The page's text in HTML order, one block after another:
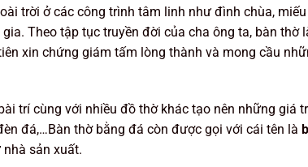
trời ở các công trình tâm linh như đình chùa, miếu
Theo tập tục truyền đời của cha ông ta, bàn thờ
xin chứng giám tấm lòng thành và mong cầu
trí cùng với nhiều đồ thờ khác tạo nên những giá
đá,…Bàn thờ bằng đá còn được gọi với cái tên là
sản xuất.